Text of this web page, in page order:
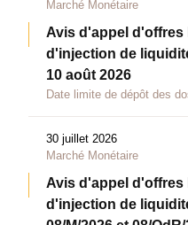
Marché Monétaire
Avis d'appel d'offres
d'injection de
10 août 2026
Date limite de dépôt des
30 juillet 2026
Marché Monétaire
Avis d'appel d'offres
d'injection de